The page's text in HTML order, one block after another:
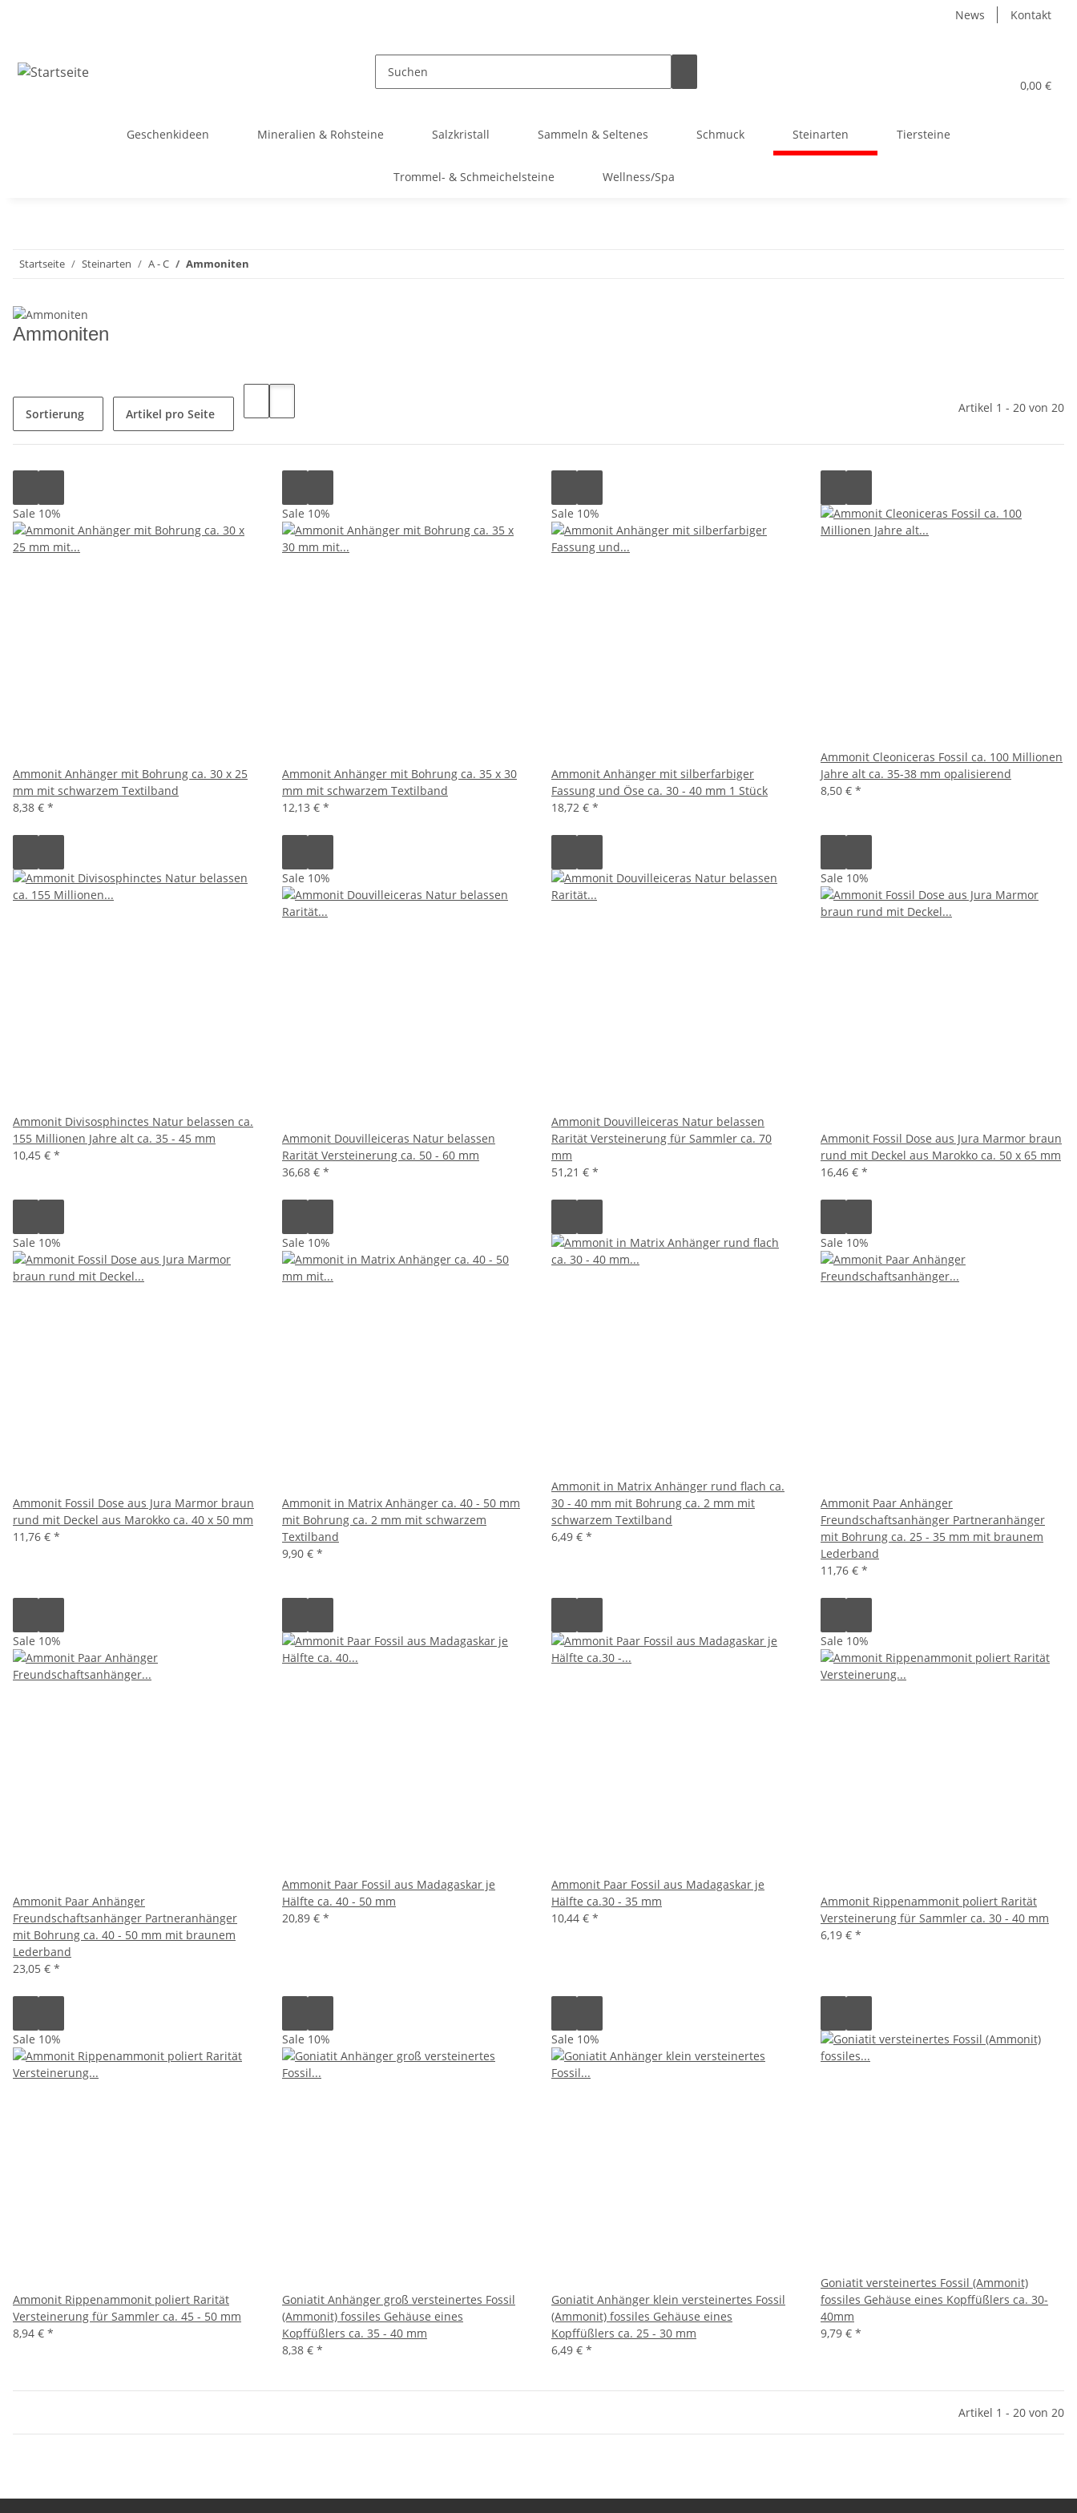
News Kontakt
0,00 €
Geschenkideen Mineralien & Rohsteine Salzkristall Sammeln & Seltenes Schmuck Steinarten Tiersteine
Trommel- & Schmeichelsteine Wellness/Spa
Startseite Steinarten A - C Ammoniten
Ammoniten
Sortierung Artikel pro Seite Artikel 1 - 20 von 20
Sale 10%
Ammonit Anhänger mit Bohrung ca. 30 x 25
mm mit schwarzem Textilband
8,38 € *
Sale 10%
Ammonit Anhänger mit Bohrung ca. 35 x 30
mm mit schwarzem Textilband
12,13 € *
Sale 10%
Ammonit Anhänger mit silberfarbiger
Fassung und Öse ca. 30 - 40 mm 1 Stück
18,72 € *
Ammonit Cleoniceras Fossil ca. 100 Millionen
Jahre alt ca. 35-38 mm opalisierend
8,50 € *
Ammonit Divisosphinctes Natur belassen ca.
155 Millionen Jahre alt ca. 35 - 45 mm
10,45 € *
Sale 10%
Ammonit Douvilleiceras Natur belassen
Rarität Versteinerung ca. 50 - 60 mm
36,68 € *
Ammonit Douvilleiceras Natur belassen
Rarität Versteinerung für Sammler ca. 70
mm
51,21 € *
Sale 10%
Ammonit Fossil Dose aus Jura Marmor braun
rund mit Deckel aus Marokko ca. 50 x 65 mm
16,46 € *
Sale 10%
Ammonit Fossil Dose aus Jura Marmor braun
rund mit Deckel aus Marokko ca. 40 x 50 mm
11,76 € *
Sale 10%
Ammonit in Matrix Anhänger ca. 40 - 50 mm
mit Bohrung ca. 2 mm mit schwarzem
Textilband
9,90 € *
Ammonit in Matrix Anhänger rund flach ca.
30 - 40 mm mit Bohrung ca. 2 mm mit
schwarzem Textilband
6,49 € *
Sale 10%
Ammonit Paar Anhänger
Freundschaftsanhänger Partneranhänger
mit Bohrung ca. 25 - 35 mm mit braunem
Lederband
11,76 € *
Sale 10%
Ammonit Paar Anhänger
Freundschaftsanhänger Partneranhänger
mit Bohrung ca. 40 - 50 mm mit braunem
Lederband
23,05 € *
Ammonit Paar Fossil aus Madagaskar je
Hälfte ca. 40 - 50 mm
20,89 € *
Ammonit Paar Fossil aus Madagaskar je
Hälfte ca.30 - 35 mm
10,44 € *
Sale 10%
Ammonit Rippenammonit poliert Rarität
Versteinerung für Sammler ca. 30 - 40 mm
6,19 € *
Sale 10%
Ammonit Rippenammonit poliert Rarität
Versteinerung für Sammler ca. 45 - 50 mm
8,94 € *
Sale 10%
Goniatit Anhänger groß versteinertes Fossil
(Ammonit) fossiles Gehäuse eines
Kopffüßlers ca. 35 - 40 mm
8,38 € *
Sale 10%
Goniatit Anhänger klein versteinertes Fossil
(Ammonit) fossiles Gehäuse eines
Kopffüßlers ca. 25 - 30 mm
6,49 € *
Goniatit versteinertes Fossil (Ammonit)
fossiles Gehäuse eines Kopffüßlers ca. 30-
40mm
9,79 € *
Artikel 1 - 20 von 20